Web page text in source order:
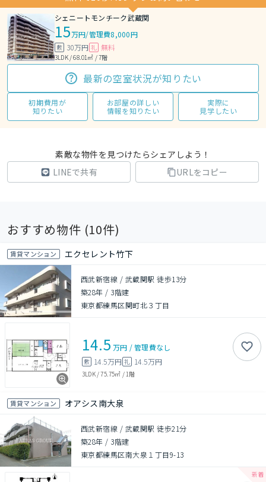
シェニートモンチーク武蔵関
15万円/管理費8,000円
敷 30万円 礼 無料
3LDK / 68.01㎡ / 7階
最新の空室状況が知りたい
初期費用が
知りたい
お部屋の詳しい
情報を知りたい
実際に
見学したい
素敵な物件を見つけたらシェアしよう！
LINEで共有
URLをコピー
おすすめ物件 (10件)
賃貸マンション エクセレント竹下
西武新宿線 / 武蔵関駅 徒歩13分
築28年 / 3階建
東京都練馬区関町北３丁目
14.5 万円 /管理費なし
敷 14.5万円 礼 14.5万円
3LDK/75.75㎡ / 1階
賃貸マンション オアシス南大泉
西武新宿線 / 武蔵関駅 徒歩21分
築28年 / 3階建
東京都練馬区南大泉１丁目9-13